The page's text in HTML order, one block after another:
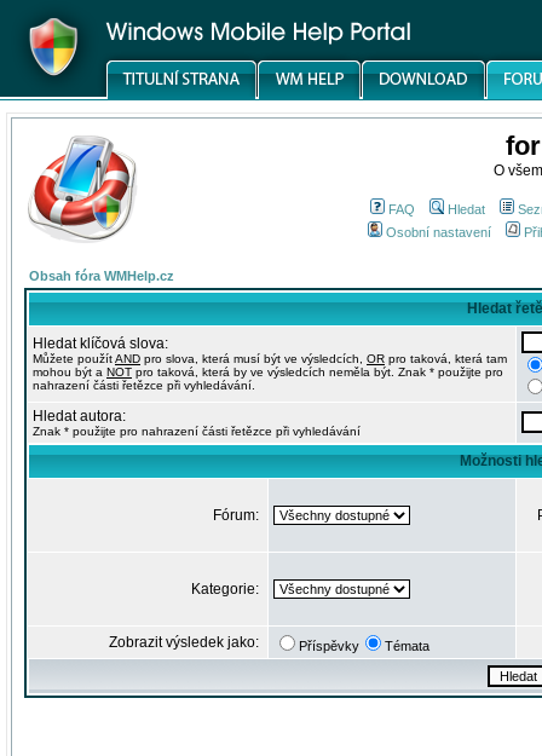
O
FAQ Hledat
Osobní nastavení
Obsah fóra WMHelp.cz
Hledat
Hledat klíčová slova:
Můžete použítAND pro slova, která musí být ve výsledcích, OR pro taková, která tam
mohou být a NOT pro taková, která by ve výsledcích neměla být. Znak * použijte pro
nahrazení části řetězce při vyhledávání.
Hledat autora:
Znak * použijte pro nahrazení části řetězce při vyhledávání
Možnosti
Fórum:
Kategorie:
Zobrazit výsledek jako: Příspěvky Témata